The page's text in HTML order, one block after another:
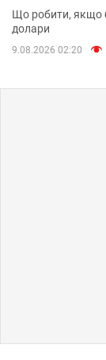
Що робити, якщо
долари
9.08.2026 02:20